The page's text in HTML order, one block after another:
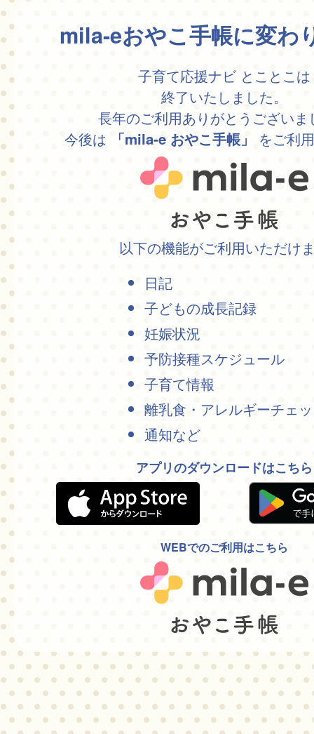
mila-eおやこ手帳に変わ
子育て応援ナビ とことこは
終了いたしました。
長年のご利用ありがとうございま
今後は
「mila-e おやこ手帳」 をご利
以下の機能がご利用いただけ
日記
子どもの成長記録
妊娠状況
予防接種スケジュール
子育て情報
離乳食・アレルギーチェ
通知など
アプリのダウンロードはこちら
WEBでのご利用はこちら